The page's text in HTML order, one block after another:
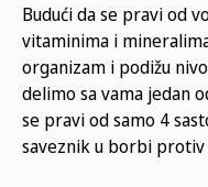
Budući da se pravi od
vitaminima i
organizam i podižu
delimo sa vama jedan
se pravi od samo 4
saveznik u borbi protiv